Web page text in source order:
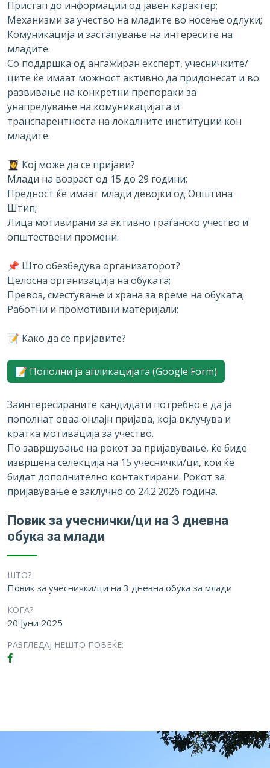
Пристап до информации од јавен карактер;
Механизми за учество на младите во носење одлуки;
Комуникација и застапување на интересите на
младите.
Со поддршка од ангажиран експерт, учесничките/
ците ќе имаат можност активно да придонесат и во
развивање на конкретни препораки за
унапредување на комуникацијата и
транспарентноста на локалните институции кон
младите.
👩‍🎓 Кој може да се пријави?
Млади на возраст од 15 до 29 години;
Предност ќе имаат млади девојки од Општина
Штип;
Лица мотивирани за активно граѓанско учество и
општествени промени.
📌 Што обезбедува организаторот?
Целосна организација на обуката;
Превоз, сместување и храна за време на обуката;
Работни и промотивни материјали;
📝 Како да се пријавите?
📝 Пополни ја апликацијата (Google Form)
Заинтересираните кандидати потребно е да ја
пополнат оваа онлајн пријава, која вклучува и
кратка мотивација за учество.
По завршување на рокот за пријавување, ќе биде
извршена селекција на 15 учеснички/ци, кои ќе
бидат дополнително контактирани. Рокот за
пријавување е заклучно со 24.2.2026 година.
Повик за учеснички/ци на 3 дневна
обука за млади
ШТО?
Повик за учеснички/ци на 3 дневна обука за млади
КОГА?
20 Јуни 2025
РАЗГЛЕДАЈ НЕШТО ПОВЕЌЕ: